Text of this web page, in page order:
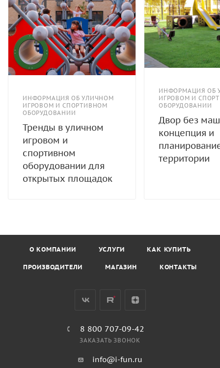
ИНФОРМАЦИЯ ОБ УЛИЧНОМ
ИГРОВОМ И СПОРТИВНОМ
ОБОРУДОВАНИИ
Тренды в уличном
игровом и
спортивном
оборудовании для
открытых площадок
ИНФОРМАЦИЯ ОБ
ИГРОВОМ И
ОБОРУДОВАНИИ
Двор без
концепция и
территории
О КОМПАНИИ УСЛУГИ КАК КУПИТЬ
ПРОИЗВОДИТЕЛИ МАГАЗИН КОНТАКТЫ
8 800 707-09-42
ЗАКАЗАТЬ ЗВОНОК
info@i-fun.ru